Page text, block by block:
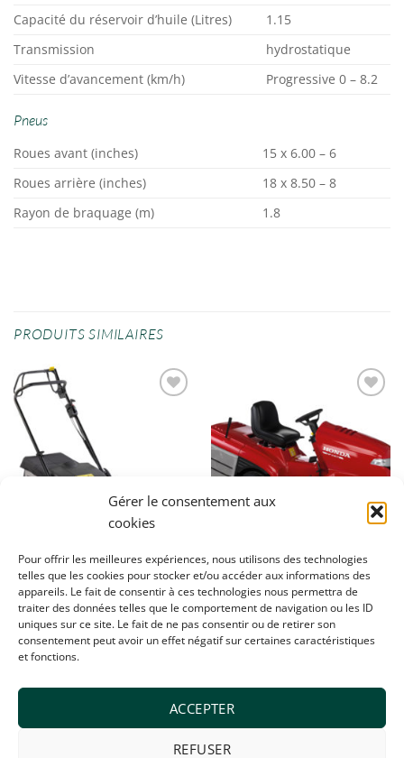
Gérer le consentement aux
cookies
Pour offrir les meilleures expériences, nous utilisons des technologies
telles que les cookies pour stocker et/ou accéder aux informations des
appareils. Le fait de consentir à ces technologies nous permettra de
traiter des données telles que le comportement de navigation ou les ID
uniques sur ce site. Le fait de ne pas consentir ou de retirer son
consentement peut avoir un effet négatif sur certaines caractéristiques
et fonctions.
ACCEPTER
REFUSER
Capacité du réservoir d’huile (Litres)
1.15
Transmission
hydrostatique
Vitesse d’avancement (km/h)
Progressive 0 – 8.2
Pneus
Roues avant (inches)
15 x 6.00 – 6
Roues arrière (inches)
18 x 8.50 – 8
Rayon de braquage (m)
1.8
PRODUITS SIMILAIRES
MACHINES
Honda HRX 476 QY
€1 639,00
wishlist
MACHINES
Honda HF2417HB
€ 6 079,00